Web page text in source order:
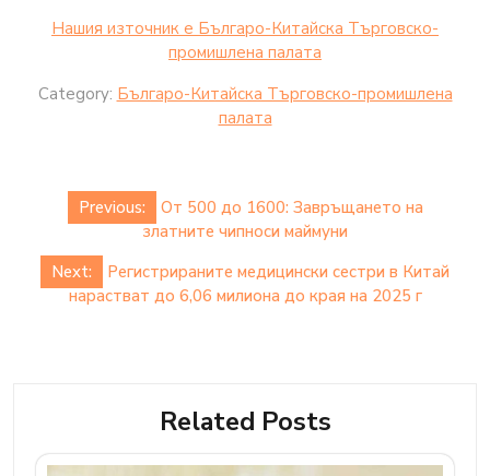
Нашия източник е Българо-Китайска Търговско-
промишлена палaта
Category: Българо-Китайска Търговско-промишлена
палaта
Post
navigation
Previous:
От 500 до 1600: Завръщането на
златните чипноси маймуни
Next:
Регистрираните медицински сестри в Китай
нарастват до 6,06 милиона до края на 2025 г
Related Posts